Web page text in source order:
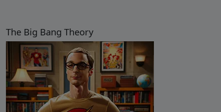
The Big Bang Theory